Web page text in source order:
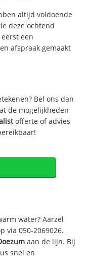
altijd voldoende
deze ochtend
een
afspraak gemaakt
Bel ons dan
de mogelijkheden
offerte of advies
water? Aarzel
via 050-2069026.
aan de lijn. Bij
snel en